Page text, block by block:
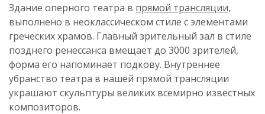
Здание оперного театра в прямой трансляции,
выполнено в неоклассическом стиле с элементами
греческих храмов. Главный зрительный зал в стиле
позднего ренессанса вмещает до 3000 зрителей,
форма его напоминает подкову. Внутреннее
убранство театра в нашей прямой трансляции
украшают скульптуры великих всемирно известных
композиторов.